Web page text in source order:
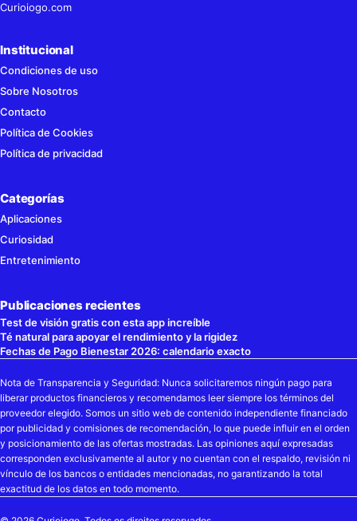
Curioiogo.com
Institucional
Condiciones de uso
Sobre Nosotros
Contacto
Política de Cookies
Política de privacidad
Categorías
Aplicaciones
Curiosidad
Entretenimiento
Publicaciones recientes
Test de visión gratis con esta app increíble
Té natural para apoyar el rendimiento y la rigidez
Fechas de Pago Bienestar 2026: calendario exacto
Nota de Transparencia y Seguridad: Nunca solicitaremos ningún pago para
liberar productos financieros y recomendamos leer siempre los términos del
proveedor elegido. Somos un sitio web de contenido independiente financiado
por publicidad y comisiones de recomendación, lo que puede influir en el orden
y posicionamiento de las ofertas mostradas. Las opiniones aquí expresadas
corresponden exclusivamente al autor y no cuentan con el respaldo, revisión ni
vínculo de los bancos o entidades mencionadas, no garantizando la total
exactitud de los datos en todo momento.